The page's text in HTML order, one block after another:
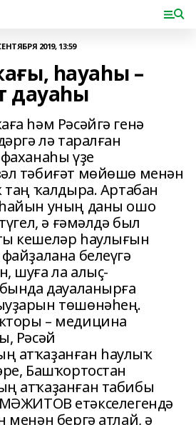
2019, 13:59
һауаһы –
дауаһы
һәм Рәсәйгә генә
лә таралған
үҙе
тәбиғәт мөйөшө менән
таң ҡалдыра. Артабан
уның даны ошо
ә ғәмәлдә был
кешеләр һаулығын
белеүгә
шуға ла алыҫ-
дауаланырға
төшөнәһең.
– медицина
Рәсәй
атҡаҙанған һаулыҡ
Башҡортостан
атҡаҙанған табибы
етәкселегендә
менән бергә атлай, ә